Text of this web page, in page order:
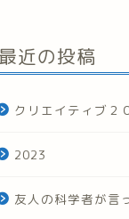
最近の投稿
クリエイティブ２
2023
友人の科学者が言